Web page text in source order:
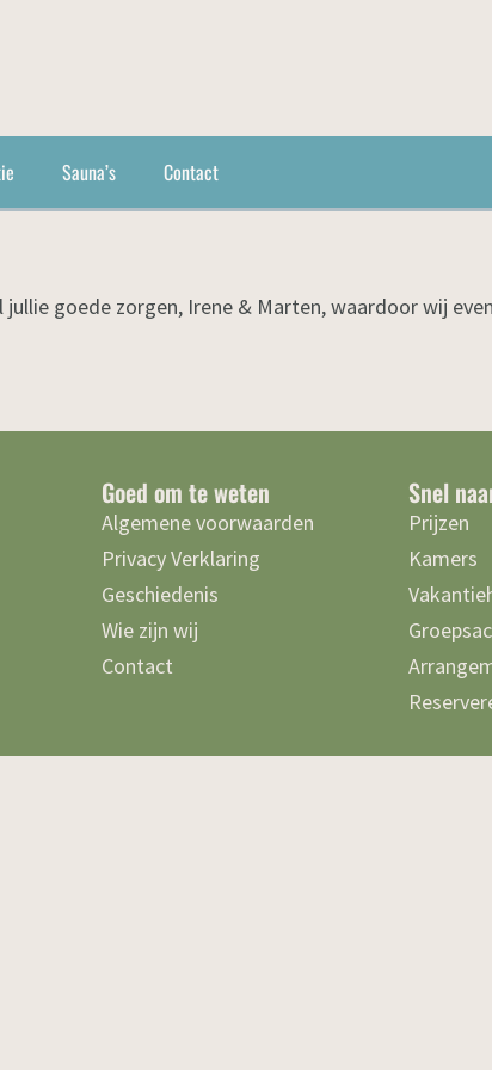
Sauna’s Contact
goede zorgen, Irene & Marten, waardoor wij
Goed om te weten
Algemene voorwaarden
Privacy Verklaring
Geschiedenis
Wie zijn wij
Contact
Snel
Prijzen
Kamers